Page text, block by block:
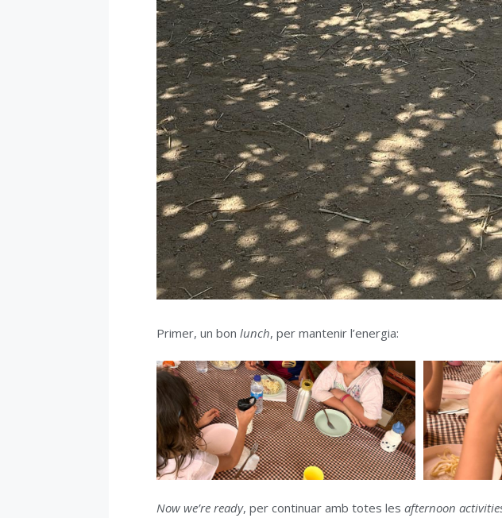
Primer, un bon lunch, per mantenir l’energia:
Now we’re ready, per continuar amb totes les afternoon